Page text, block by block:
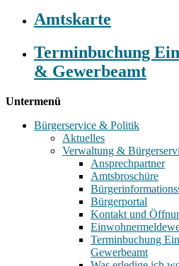
Amtskarte
Terminbuchung
& Gewerbeamt
Untermenü
Bürgerservice & Politik
Aktuelles
Verwaltung &
Ansprechpartner
Amtsbroschüre
Bürgerportal
Kontakt und
Terminbuchung
Gewerbeamt